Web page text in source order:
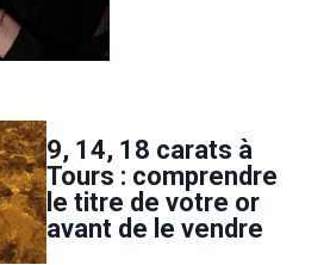
9, 14, 18 carats à
Tours : comprendre
le titre de votre or
avant de le vendre